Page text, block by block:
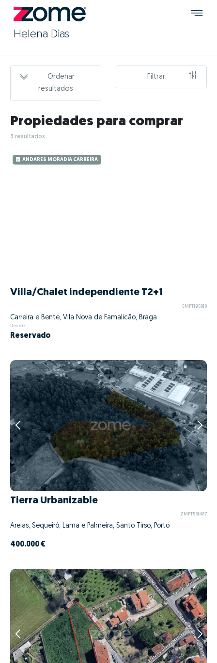
Helena Dias
Ordenar
resultados
Filtrar
Propiedades para comprar
3 resultados
ANDARES MORADIA CARREIRA
Villa/Chalet independiente T2+1
EMPT195018
Carreira e Bente, Vila Nova de Famalicão, Braga
Desde
Reservado
Tierra Urbanizable
ZMPT581487
Areias, Sequeiró, Lama e Palmeira, Santo Tirso, Porto
400.000 €